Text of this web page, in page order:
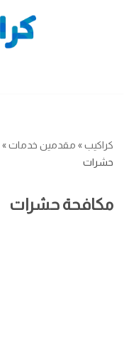
كراكيب» مقدمين خدمات»
حشرات
مكافحة حشرات